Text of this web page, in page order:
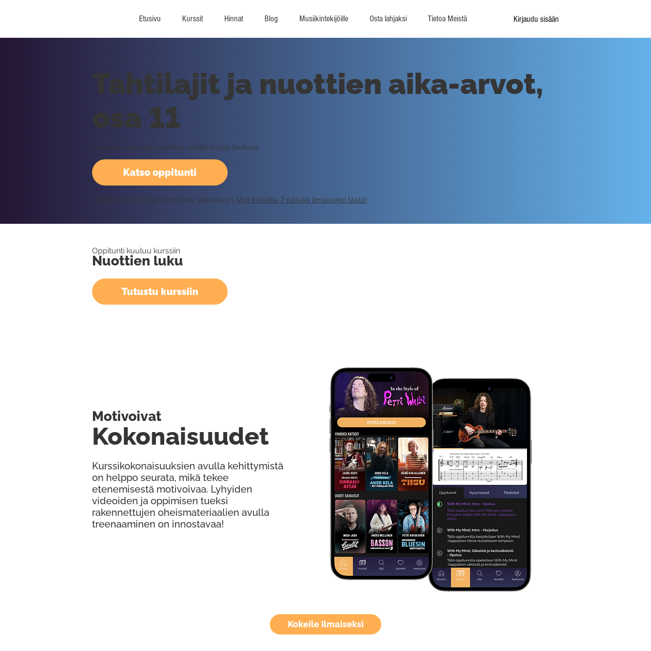
Etusivu Kurssit Hinnat Blog Musiikintekijöille Osta lahjaksi Tietoa Meistä Kirjaudu sisään
Kokeile Ilmaiseksi
Katso oppitunti
Tahtilajit ja nuottien aika-arvot,
osa 11
Trioleissa voi olla nuottien ohella myös taukoja.
Vaatii kirjautumisen Rockway palveluun. Voit kokeilla 7 päivää ilmaiseksi tästä!
Oppitunti kuuluu kurssiin
Nuottien luku
Tutustu kurssiin
Kurssikokonaisuuksien avulla kehittymistä
on helppo seurata, mikä tekee
etenemisestä motivoivaa. Lyhyiden
videoiden ja oppimisen tueksi
rakennettujen oheismateriaalien avulla
treenaaminen on innostavaa!
Kokonaisuudet
Motivoivat